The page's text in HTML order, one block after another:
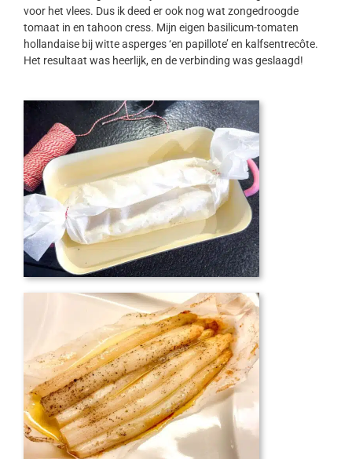
voor het vlees. Dus ik deed er ook nog wat zongedroogde
tomaat in en tahoon cress. Mijn eigen basilicum-tomaten
hollandaise bij witte asperges ‘en papillote’ en kalfsentrecôte.
Het resultaat was heerlijk, en de verbinding was geslaagd!